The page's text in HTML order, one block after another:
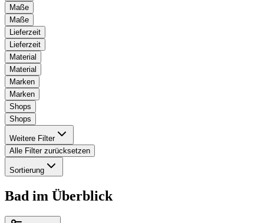
Maße
Maße
Lieferzeit
Lieferzeit
Material
Material
Marken
Marken
Shops
Shops
Weitere Filter
Alle Filter zurücksetzen
Sortierung
Bad im Überblick